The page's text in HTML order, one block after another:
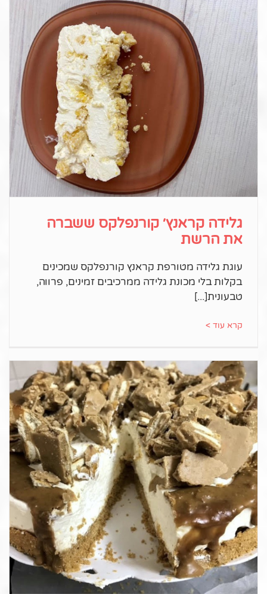
גלידה קראנץ׳ קורנפלקס ששברה
את הרשת
עוגת גלידה מטורפת קראנץ קורנפלקס שמכינים
בקלות בלי מכונת גלידה ממרכיבים זמינים, פרווה,
טבעונית
קרא עוד >